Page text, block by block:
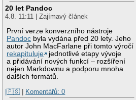
20 let Pandoc
4.8. 11:11 | Zajímavý článek
První verze konverzního nástroje
Pandoc byla vydána před 20 lety. Jeho
autor John MacFarlane při tomto výročí
rekapituluje
jednotlivé etapy vývoje
a přidávání nových funkcí – rozšíření
nejen Markdownu a podporu mnoha
dalších formátů.
|🇵🇸 | Komentářů: 0